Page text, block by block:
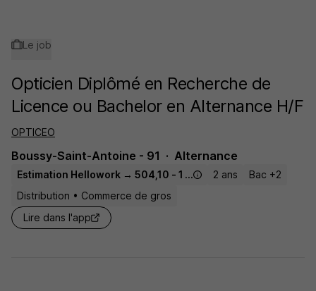
Le job
Opticien Diplômé en Recherche de
Licence ou Bachelor en Alternance H/F
OPTICEO
Boussy-Saint-Antoine - 91 Alternance
Estimation Hellowork → 504,10 - 1 867,02 € / mois
2 ans
Bac +2
Distribution • Commerce de gros
Lire dans l'app